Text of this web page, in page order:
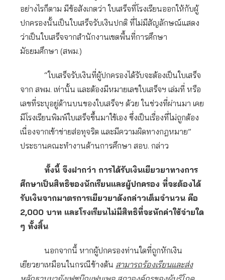
อย่างไรก็ตาม มีข้อสังเกตว่า ใบเสร็จที่โรงเรียนออกให้กับผู้
ปกครองนั้นเป็นใบเสร็จรับเงินปกติ ที่ไม่มีสัญลักษณ์แสดง
ว่าเป็นใบเสร็จจากสำนักงานเขตพื้นที่การศึกษา
มัธยมศึกษา (สพม.)
“ใบเสร็จรับเงินที่ผู้ปกครองได้รับจะต้องเป็นใบเสร็จ
จาก สพม. เท่านั้น และต้องมีหมายเลขใบเสร็จฯ เล่มที่ หรือ
เลขที่ระบุอยู่ด้านบนของใบเสร็จฯ ด้วย ในช่วงที่ผ่านมา เคย
มีโรงเรียนพิมพ์ใบเสร็จขึ้นมาใช้เอง ซึ่งเป็นเรื่องที่ไม่ถูกต้อง
เนื่องจากเข้าข่ายส่อทุจริต และมีความผิดทางกฎหมาย”
ประธานคณะทำงานด้านการศึกษา สอบ. กล่าว
ทั้งนี้ จึงฝากว่า การได้รับเงินเยียวยาทางการ
ศึกษาเป็นสิทธิของนักเรียนและผู้ปกครอง ที่จะต้องได้
รับเงินจากมาตรการเยียวยาดังกล่าวเต็มจำนวน คือ
2,000 บาท และโรงเรียนไม่มีสิทธิที่จะหักค่าใช้จ่ายใด
ๆ ทั้งสิ้น
นอกจากนี้ หากผู้ปกครองท่านใดที่ถูกหักเงิน
เยียวยาเหมือนในกรณีข้างต้น สามารถร้องเรียนและส่ง